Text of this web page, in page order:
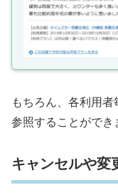
もちろん、各利用
参照することができ
キャンセルや変